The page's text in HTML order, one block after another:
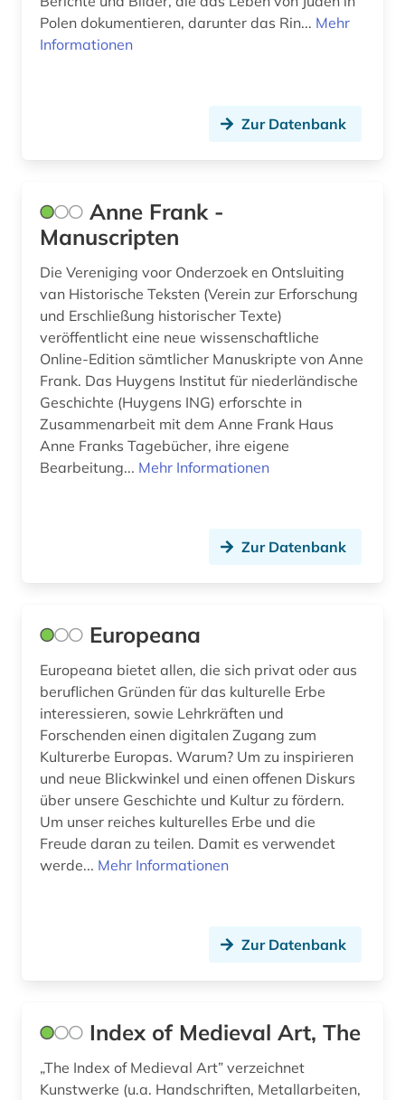
buddhismus (2)
bulgarien (1)
bunker (2)
burg (1)
burkina faso (1)
business (1)
bærum (1)
böhmen (1)
böhmische länder (1)
bühnenbild (1)
bürgerrechtsbewegung (3)
cad (1)
cartoon (1)
caspar david (3)
charles (1)
chemical apparatus (1)
chemical engineering - equipment and
supplies (1)
chirurgie (4)
chorgesang (1)
Polen dokumentieren, darunter das Rin... Mehr
Informationen
Zur Datenbank
Anne Frank -
Manuscripten
Die Vereniging voor Onderzoek en Ontsluiting
van Historische Teksten (Verein zur Erforschung
und Erschließung historischer Texte)
veröffentlicht eine neue wissenschaftliche
Online-Edition sämtlicher Manuskripte von Anne
Frank. Das Huygens Institut für niederländische
Geschichte (Huygens ING) erforschte in
Zusammenarbeit mit dem Anne Frank Haus
Anne Franks Tagebücher, ihre eigene
Bearbeitung... Mehr Informationen
Zur Datenbank
Europeana
Europeana bietet allen, die sich privat oder aus
beruflichen Gründen für das kulturelle Erbe
interessieren, sowie Lehrkräften und
Forschenden einen digitalen Zugang zum
Kulturerbe Europas. Warum? Um zu inspirieren
und neue Blickwinkel und einen offenen Diskurs
über unsere Geschichte und Kultur zu fördern.
Um unser reiches kulturelles Erbe und die
Freude daran zu teilen. Damit es verwendet
werde... Mehr Informationen
Zur Datenbank
Index of Medieval Art, The
„The Index of Medieval Art” verzeichnet
Kunstwerke (u.a. Handschriften, Metallarbeiten,